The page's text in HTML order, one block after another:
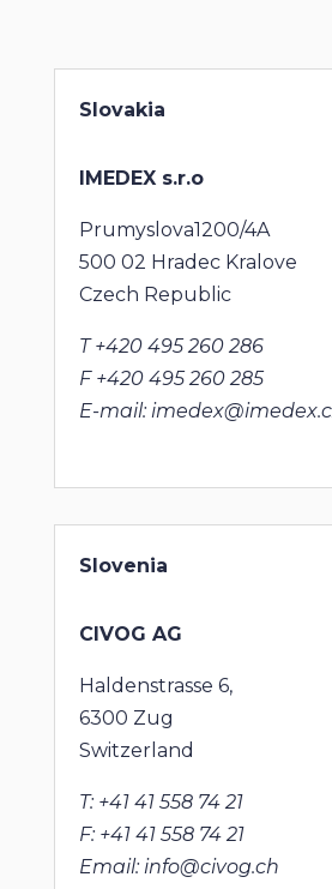
Slovakia
IMEDEXs.r.o
Prumyslova1200/4A
500 02 Hradec Kralove
Czech Republic
T +420 495 260 286
F +420 495 260 285
E-mail:
Slovenia
CIVOG AG
Haldenstrasse 6,
6300 Zug
Switzerland
T: +41 41 558 74 21
F: +41 41 558 74 21
Email: info@civog.ch